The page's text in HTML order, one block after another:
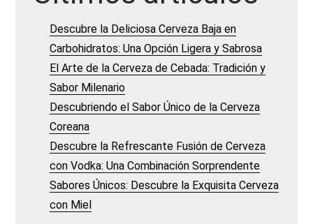
Descubre la Deliciosa Cerveza Baja en
Carbohidratos: Una Opción Ligera y Sabrosa
El Arte de la Cerveza de Cebada: Tradición y
Sabor Milenario
Descubriendo el Sabor Único de la Cerveza
Coreana
Descubre la Refrescante Fusión de Cerveza
con Vodka: Una Combinación Sorprendente
Sabores Únicos: Descubre la Exquisita Cerveza
con Miel